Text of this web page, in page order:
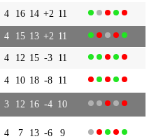
4 16 14 +2 11
4 15 13 +2 11
4 12 15 -3 11
4 10 18 -8 11
3 12 16 -4 10
4 7 13 -6 9